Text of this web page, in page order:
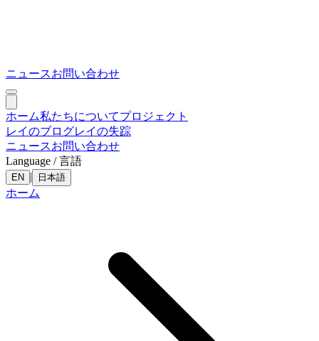
ニュースお問い合わせ
ホーム私たちについてプロジェクト
レイのブログレイの失踪
ニュースお問い合わせ
Language / 言語
EN | 日本語
ホーム